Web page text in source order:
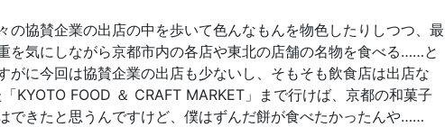
の協賛企業の出店の中を歩いて色んなもんを物色したりしつつ、最
を気にしながら京都市内の各店や東北の店舗の名物を食べる……と
がに今回は協賛企業の出店も少ないし、そもそも飲食店は出店な
KYOTO FOOD ＆ CRAFT MARKET」まで行けば、京都の和菓子
できたと思うんですけど、僕はずんだ餅が食べたかったんや……